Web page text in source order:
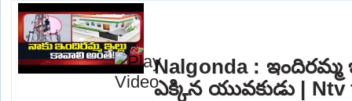
Nalgonda : ఇందిరమ్మ
ఎక్కిన యువకుడు | Ntv